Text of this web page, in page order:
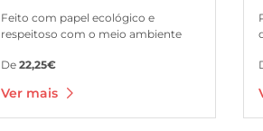
Feito com papel ecológico e
respeitoso com o meio ambiente
De 22,25€
Ver mais